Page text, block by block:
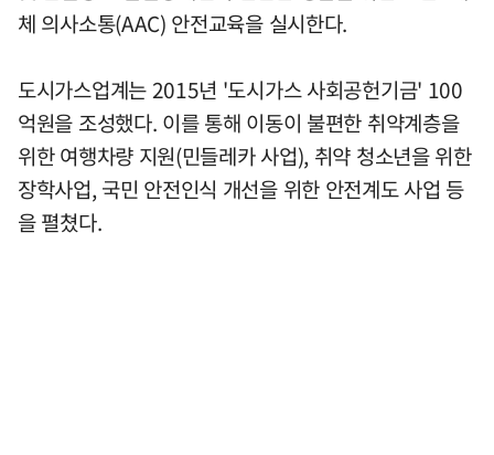
체 의사소통(AAC) 안전교육을 실시한다.
도시가스업계는 2015년 '도시가스 사회공헌기금' 100
억원을 조성했다. 이를 통해 이동이 불편한 취약계층을
위한 여행차량 지원(민들레카 사업), 취약 청소년을 위한
장학사업, 국민 안전인식 개선을 위한 안전계도 사업 등
을 펼쳤다.